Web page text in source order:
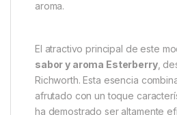
fabricado con un material de
imita a la perfección el aspecto
pero con una flotabilidad
mucho más versátil y duradero.
puede utilizar en montajes